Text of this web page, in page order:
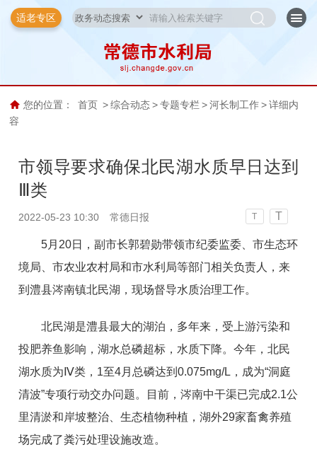
适老专区
您的位置： 首页 > 综合动态 > 专题专栏 > 河长制工作 > 详细内
容
市领导要求确保北民湖水质早日达到
Ⅲ类
2022-05-23 10:30 常德日报 T T
5月20日，副市长郭碧勋带领市纪委监委、市生态环
境局、市农业农村局和市水利局等部门相关负责人，来
到澧县涔南镇北民湖，现场督导水质治理工作。
北民湖是澧县最大的湖泊，多年来，受上游污染和
投肥养鱼影响，湖水总磷超标，水质下降。今年，北民
湖水质为Ⅳ类，1至4月总磷达到0.075mg/L，成为“洞庭
清波”专项行动交办问题。目前，涔南中干渠已完成2.1公
里清淤和岸坡整治、生态植物种植，湖外29家畜禽养殖
场完成了粪污处理设施改造。